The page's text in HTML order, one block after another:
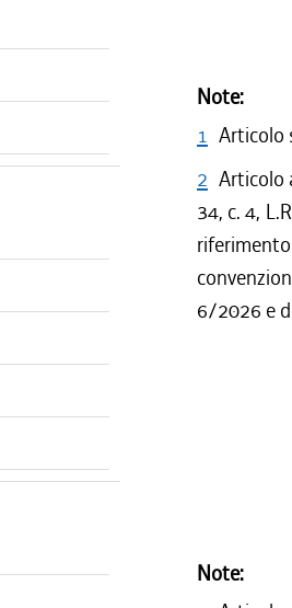
Note:
1 Articolo
2 Articolo
34, c. 4,
6/2026 e
Note: